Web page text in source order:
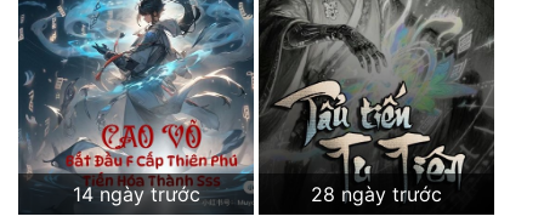
Triều Đấu
Trùng Sinh
Trọng Sinh
Tu Chân
14 ngày trước
28 ngày trước